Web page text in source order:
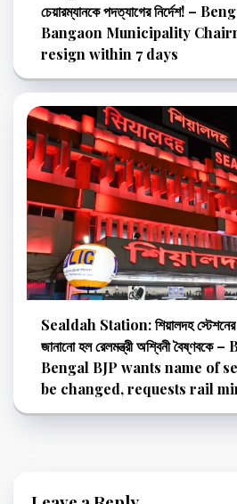
চেয়ারম্যানকে পদত্যাগের নির্দেশ! –
Bangaon Municipality
resign within 7 days
Sealdah Station: শিয়ালদহ স্টেশনের
জানানো হল রেলমন্ত্রী অশ্বিনী
Bengal BJP wants name of
be changed, requests rail